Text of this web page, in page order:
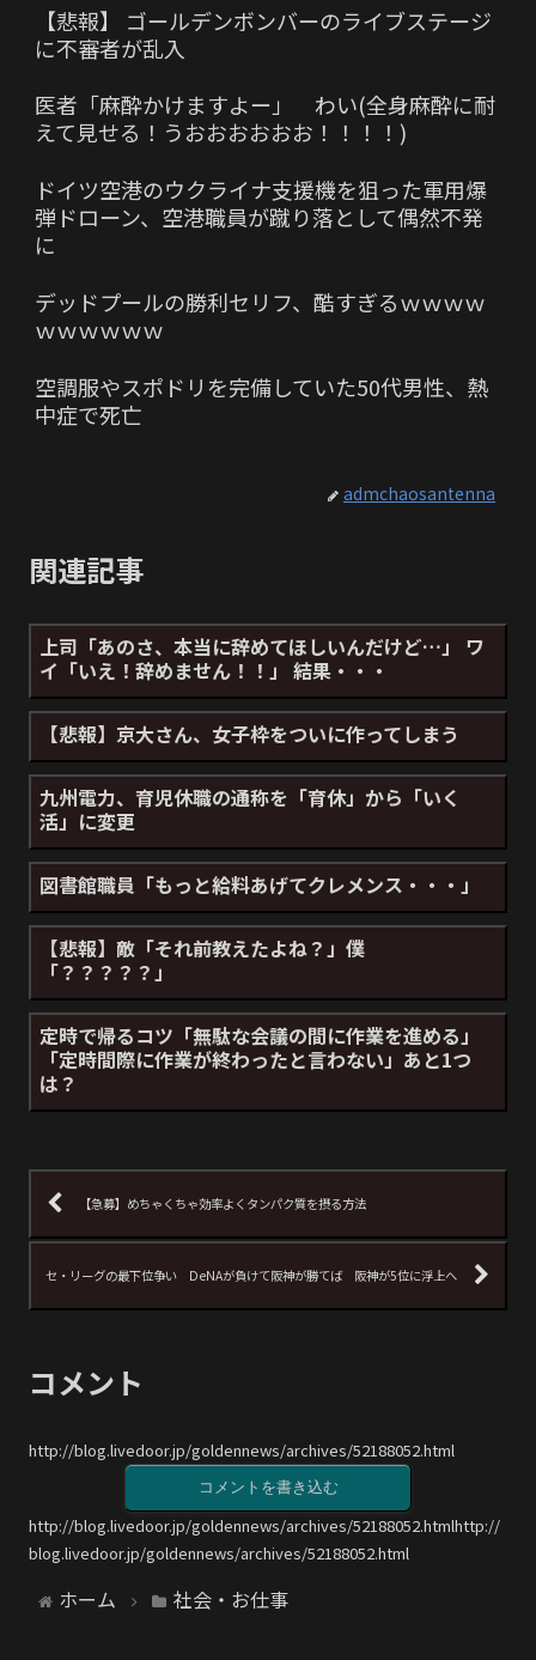
【悲報】 ゴールデンボンバーのライブステージ
に不審者が乱入
医者「麻酔かけますよー」 わい(全身麻酔に耐
えて見せる！うおおおおおお！！！！)
ドイツ空港のウクライナ支援機を狙った軍用爆
弾ドローン、空港職員が蹴り落として偶然不発
に
デッドプールの勝利セリフ、酷すぎるｗｗｗｗ
ｗｗｗｗｗｗ
空調服やスポドリを完備していた50代男性、熱
中症で死亡
admchaosantenna
関連記事
上司「あのさ、本当に辞めてほしいんだけど…」 ワ
イ「いえ！辞めません！！」 結果・・・
【悲報】京大さん、女子枠をついに作ってしまう
九州電力、育児休職の通称を「育休」から「いく
活」に変更
図書館職員「もっと給料あげてクレメンス・・・」
【悲報】敵「それ前教えたよね？」僕
「？？？？？」
定時で帰るコツ「無駄な会議の間に作業を進める」
「定時間際に作業が終わったと言わない」あと1つ
は？
【急募】めちゃくちゃ効率よくタンパク質を摂る方法
セ・リーグの最下位争い DeNAが負けて阪神が勝てば 阪神が5位に浮上へ
コメント
http://blog.livedoor.jp/goldennews/archives/52188052.html
コメントを書き込む
http://blog.livedoor.jp/goldennews/archives/52188052.htmlhttp://
blog.livedoor.jp/goldennews/archives/52188052.html
ホーム 社会・お仕事